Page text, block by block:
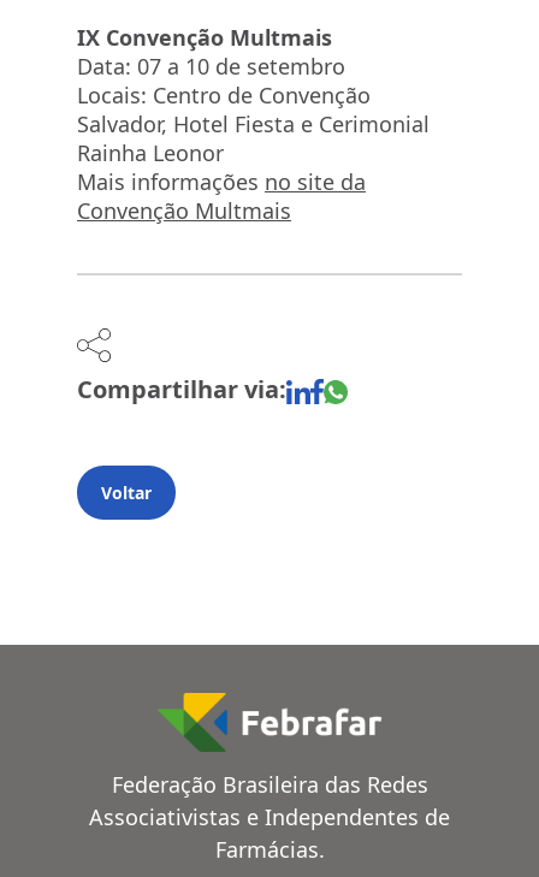
IX Convenção Multmais
Data: 07 a 10 de setembro
Locais: Centro de Convenção
Salvador, Hotel Fiesta e Cerimonial
Rainha Leonor
Mais informações no site da
Convenção Multmais
Compartilhar via:
Voltar
Federação Brasileira das Redes
Associativistas e Independentes de
Farmácias.